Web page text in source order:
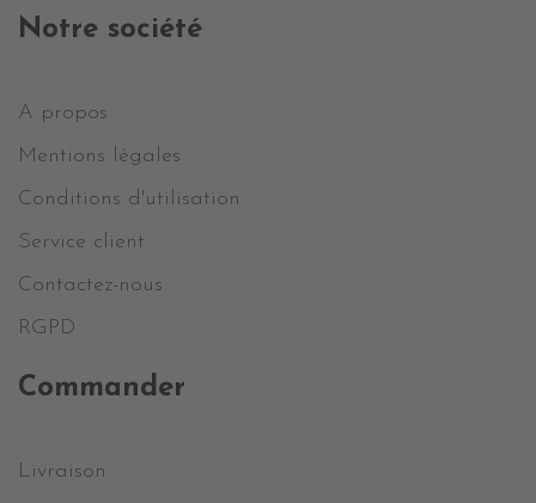
Notre société
A propos
Mentions légales
Conditions d'utilisation
Service client
Contactez-nous
RGPD
Commander
Livraison